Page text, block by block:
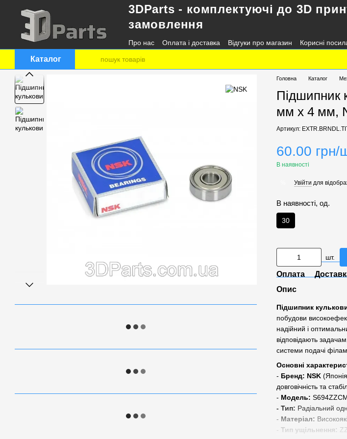
3DParts - комплектуючі до 3D
замовлення
Про нас Оплата і доставка Відгуки про магазин Корисні
Каталог
Головна Каталог
Підшипник
мм х 4 мм,
Артикул:
60.00 грн/
В наявності
Увійти для
В наявності, од.
30
шт.
Оплата
Опис
Підшипник
побудови
надійний і
відповідають
системи подачі
Основні
- Бренд: NSK
довговічність та
- Модель:
- Тип: Радіальний
- Матеріал:
- Тип ущільнення: